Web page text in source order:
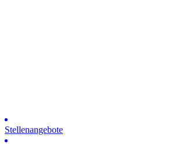
Stellenangebote